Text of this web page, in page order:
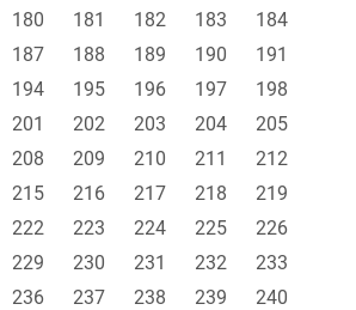
180 181 182 183
184
187 188 189 190
191
194 195 196 197
198
201 202 203 204
205
208 209 210 211
212
215 216 217 218
219
222 223 224 225
226
229 230 231 232
233
236 237 238 239
240